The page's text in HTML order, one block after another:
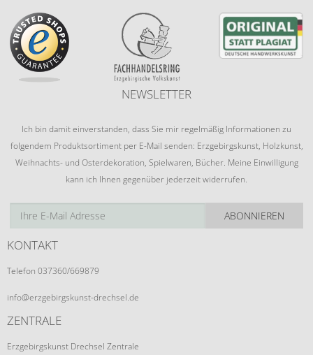
NEWSLETTER
Ich bin damit einverstanden, dass Sie mir regelmäßig Informationen zu
folgendem Produktsortiment per E-Mail senden: Erzgebirgskunst, Holzkunst,
Weihnachts- und Osterdekoration, Spielwaren, Bücher. Meine Einwilligung
kann ich Ihnen gegenüber jederzeit widerrufen.
ABONNIEREN
KONTAKT
Telefon 037360/669879
info@erzgebirgskunst-drechsel.de
ZENTRALE
Erzgebirgskunst Drechsel Zentrale